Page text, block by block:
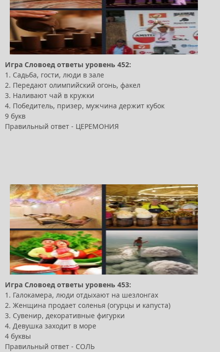
Игра Словоед ответы уровень 452:
1. Садьба, гости, люди в зале
2. Передают олимпийский огонь, факел
3. Наливают чай в кружки
4. Победитель, призер, мужчина держит кубок
9 букв
Правильный ответ - ЦЕРЕМОНИЯ
Игра Словоед ответы уровень 453:
1. Галокамера, люди отдыхают на шезлонгах
2. Женщина продает соленья (огурцы и капуста)
3. Сувенир, декоративные фигурки
4. Девушка заходит в море
4 буквы
Правильный ответ - СОЛЬ